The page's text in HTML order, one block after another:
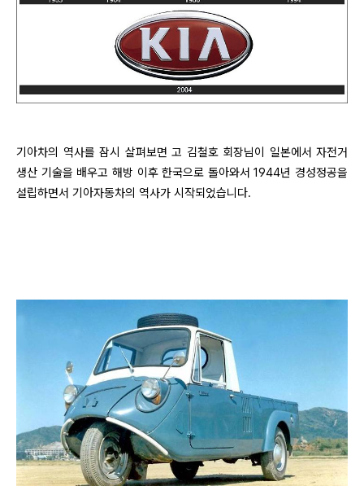
기아차의 역사를 잠시 살펴보면 고 김철호 회장님이 일본에서 자전거
생산 기술을 배우고 해방 이후 한국으로 돌아와서 1944년 경성정공을
설립하면서 기아자동차의 역사가 시작되었습니다.